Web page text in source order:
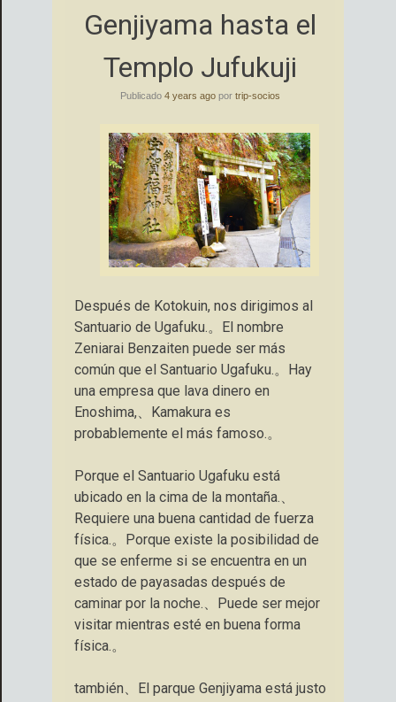
Genjiyama hasta el
Templo Jufukuji
Publicado 4 years ago por trip-socios
Después de Kotokuin, nos dirigimos al
Santuario de Ugafuku.。El nombre
Zeniarai Benzaiten puede ser más
común que el Santuario Ugafuku.。Hay
una empresa que lava dinero en
Enoshima,、Kamakura es
probablemente el más famoso.。
Porque el Santuario Ugafuku está
ubicado en la cima de la montaña.、
Requiere una buena cantidad de fuerza
física.。Porque existe la posibilidad de
que se enferme si se encuentra en un
estado de payasadas después de
caminar por la noche.、Puede ser mejor
visitar mientras esté en buena forma
física.。
también、El parque Genjiyama está justo